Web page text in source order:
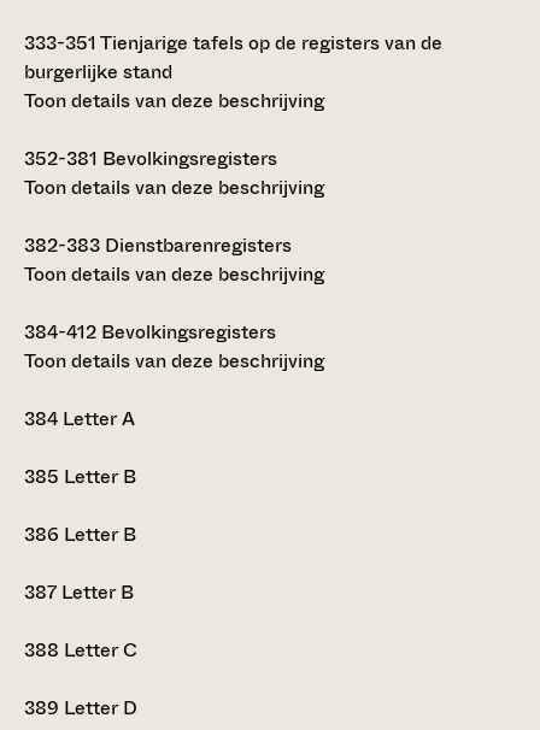
333-351 Tienjarige tafels op de registers van de
burgerlijke stand
Toon details van deze beschrijving
352-381 Bevolkingsregisters
Toon details van deze beschrijving
382-383 Dienstbarenregisters
Toon details van deze beschrijving
384-412 Bevolkingsregisters
Toon details van deze beschrijving
384 Letter A
385 Letter B
386 Letter B
387 Letter B
388 Letter C
389 Letter D